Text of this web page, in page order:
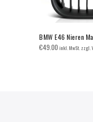
BMW E46 Nieren
€49.00inkl. MwSt. zzgl.